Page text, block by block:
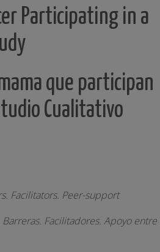
Participating in a
que participan
Cualitativo
Facilitators. Peer-support
Facilitadores. Apoyo entre